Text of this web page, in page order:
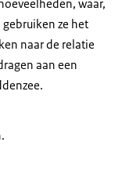
waar,
ze het
naar de relatie
aan een